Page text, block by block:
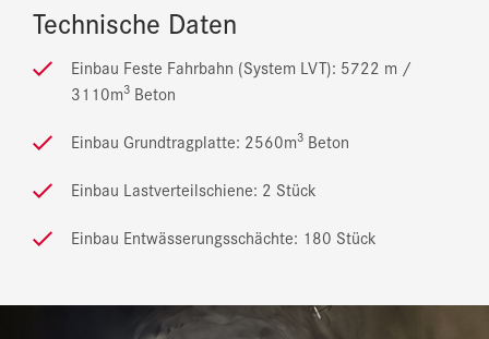
Technische Daten
Einbau Feste Fahrbahn (System LVT): 5722 m /
3110m3 Beton
Einbau Grundtragplatte: 2560m3 Beton
Einbau Lastverteilschiene: 2 Stück
Einbau Entwässerungsschächte: 180 Stück